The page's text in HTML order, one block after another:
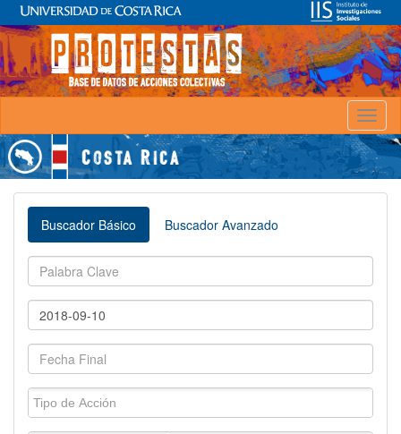
Buscador Básico Buscador Avanzado